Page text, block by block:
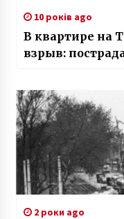
10 років ago
В квартире на
взрыв:
2 роки ago